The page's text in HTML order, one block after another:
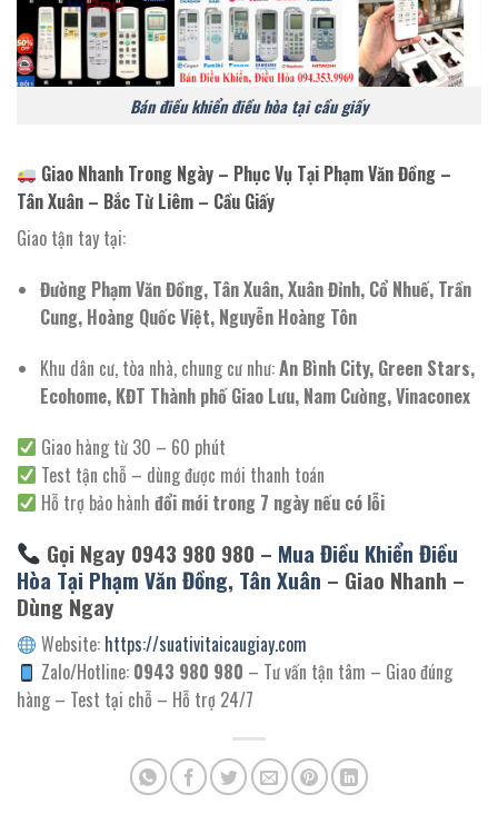
Bán điều khiển điều hòa tại cầu giấy
Giao Nhanh Trong Ngày – Phục Vụ Tại Phạm Văn Đồng –
Tân Xuân – Bắc Từ Liêm – Cầu Giấy
Giao tận tay tại:
Đường Phạm Văn Đồng, Tân Xuân, Xuân Đỉnh, Cổ Nhuế, Trần
Cung, Hoàng Quốc Việt, Nguyễn Hoàng Tôn
Khu dân cư, tòa nhà, chung cư như:An Bình City, Green Stars,
Ecohome, KĐT Thành phố Giao Lưu, Nam Cường, Vinaconex
Giao hàng từ 30 – 60 phút
Test tận chỗ – dùng được mới thanh toán
Hỗ trợ bảo hànhđổi mới trong 7 ngày nếu có lỗi
Gọi Ngay 0943 980 980 – Mua Điều Khiển Điều
Hòa Tại Phạm Văn Đồng, Tân Xuân – Giao Nhanh –
Dùng Ngay
Website: https://suativitaicaugiay.com
Zalo/Hotline: 0943 980 980 – Tư vấn tận tâm – Giao đúng
hàng – Test tại chỗ – Hỗ trợ 24/7